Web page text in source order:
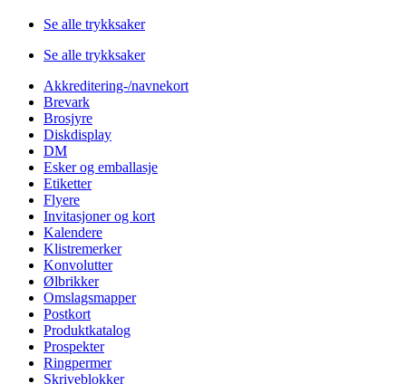
Se alle trykksaker
Se alle trykksaker
Akkreditering-/navnekort
Brevark
Brosjyre
Diskdisplay
DM
Esker og emballasje
Etiketter
Flyere
Invitasjoner og kort
Kalendere
Klistremerker
Konvolutter
Ølbrikker
Omslagsmapper
Postkort
Produktkatalog
Prospekter
Ringpermer
Skriveblokker